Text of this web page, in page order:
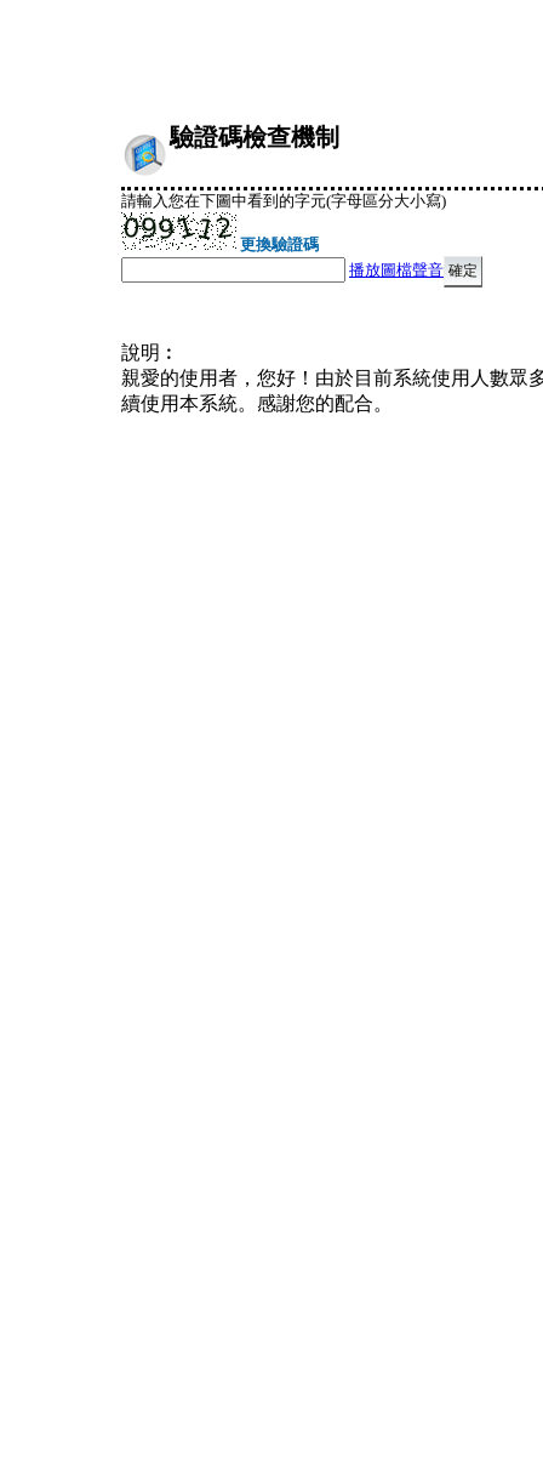
驗證碼檢查機制
請輸入您在下圖中看到的字元(字母區分大小寫)
更換驗證碼
播放圖檔聲音
說明︰
親愛的使用者，您好！由於目前系統使用人數眾
續使用本系統。感謝您的配合。